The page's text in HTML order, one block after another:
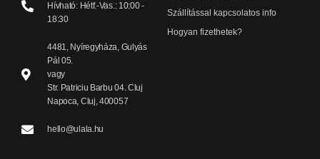
Hívható: Hétf.-Vas.: 10:00 -
18:30
4481, Nyíregyháza, Gulyás
Pál 05.
vagy
Str. Patriciu Barbu 04. Cluj
Napoca, Cluj, 400057
hello@ulala.hu
Szállítással kapcsolatos info
Hogyan fizethetek?